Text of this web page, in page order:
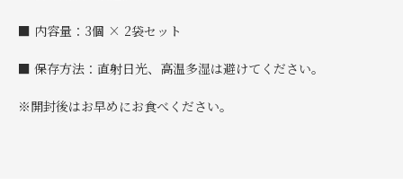
■ 内容量：3個 × 2袋セット
■ 保存方法：直射日光、高温多湿は避けてください。
※開封後はお早めにお食べください。